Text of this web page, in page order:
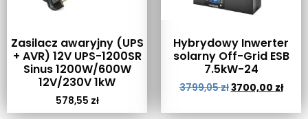
Zasilacz awaryjny (UPS
+ AVR) 12V UPS-1200SR
Sinus 1200W/600W
12V/230V 1kW
578,55 zł
Hybrydowy Inwerter
solarny Off-Grid ESB
7.5kW-24
3799,05zł3700,00 zł